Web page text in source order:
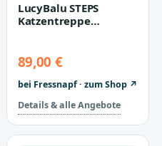
LucyBalu STEPS
Katzentreppe
89,00 €
bei Fressnapf · zum Shop ↗
Details & alle Angebote